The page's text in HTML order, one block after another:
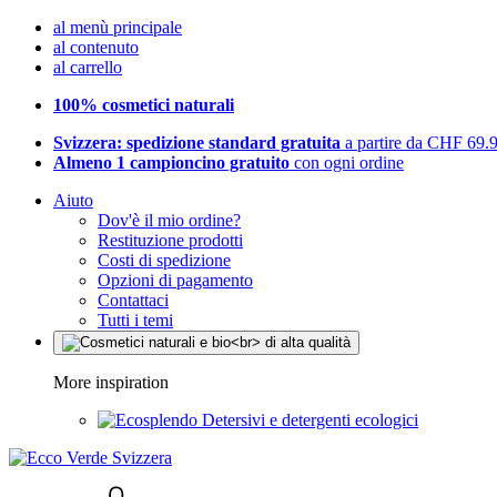
al menù principale
al contenuto
al carrello
100% cosmetici naturali
Svizzera: spedizione standard gratuita a partire da CHF
Almeno 1 campioncino gratuito con ogni ordine
Aiuto
Dov'è il mio ordine?
Restituzione prodotti
Costi di spedizione
Opzioni di pagamento
Contattaci
Tutti i temi
More inspiration
Detersivi e detergenti ecologici